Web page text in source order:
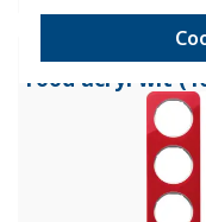
Berker
rood acryl wit